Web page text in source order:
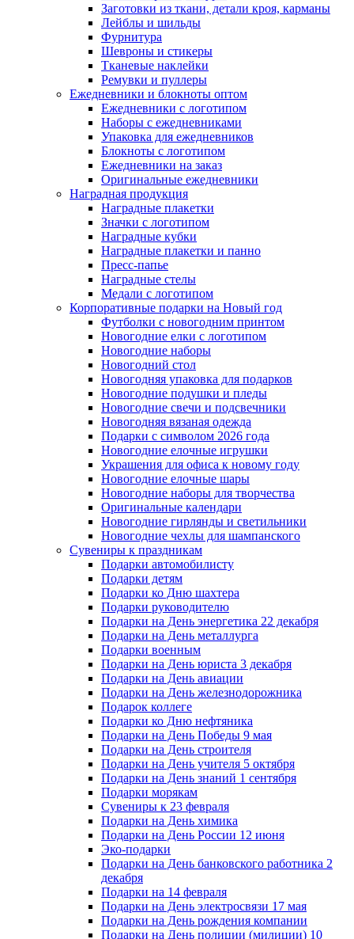
Заготовки из ткани, детали кроя, карманы
Лейблы и шильды
Фурнитура
Шевроны и стикеры
Тканевые наклейки
Ремувки и пуллеры
Ежедневники и блокноты оптом
Ежедневники с логотипом
Наборы с ежедневниками
Упаковка для ежедневников
Блокноты с логотипом
Ежедневники на заказ
Оригинальные ежедневники
Наградная продукция
Наградные плакетки
Значки с логотипом
Наградные кубки
Наградные плакетки и панно
Пресс-папье
Наградные стелы
Медали с логотипом
Корпоративные подарки на Новый год
Футболки с новогодним принтом
Новогодние елки с логотипом
Новогодние наборы
Новогодний стол
Новогодняя упаковка для подарков
Новогодние подушки и пледы
Новогодние свечи и подсвечники
Новогодняя вязаная одежда
Подарки с символом 2026 года
Новогодние елочные игрушки
Украшения для офиса к новому году
Новогодние елочные шары
Новогодние наборы для творчества
Оригинальные календари
Новогодние гирлянды и светильники
Новогодние чехлы для шампанского
Сувениры к праздникам
Подарки автомобилисту
Подарки детям
Подарки ко Дню шахтера
Подарки руководителю
Подарки на День энергетика 22 декабря
Подарки на День металлурга
Подарки военным
Подарки на День юриста 3 декабря
Подарки на День авиации
Подарки на День железнодорожника
Подарок коллеге
Подарки ко Дню нефтяника
Подарки на День Победы 9 мая
Подарки на День строителя
Подарки на День учителя 5 октября
Подарки на День знаний 1 сентября
Подарки морякам
Сувениры к 23 февраля
Подарки на День химика
Подарки на День России 12 июня
Эко-подарки
Подарки на День банковского работника 2
декабря
Подарки на 14 февраля
Подарки на День электросвязи 17 мая
Подарки на День рождения компании
Подарки на День полиции (милиции) 10